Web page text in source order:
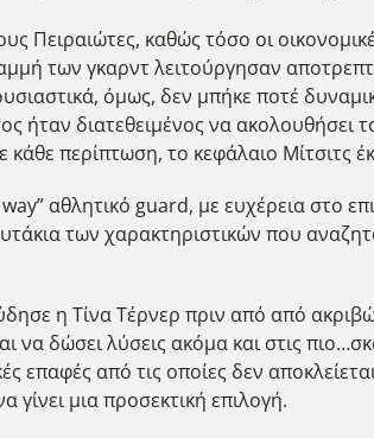
Πειραιώτες, καθώς τόσο οι
των γκαρντ λειτούργησαν
όμως, δεν μπήκε ποτέ
ήταν διατεθειμένος να
περίπτωση, το κεφάλαιο Μίτσιτς
αθλητικό guard, με ευχέρεια στο
των χαρακτηριστικών που
η Τίνα Τέρνερ πριν από από
να δώσει λύσεις ακόμα και στις
επαφές από τις οποίες δεν
μια προσεκτική επιλογή.